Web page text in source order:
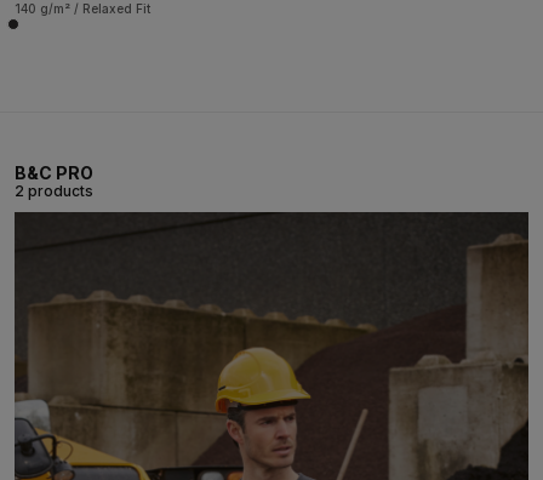
140 g/m² / Relaxed Fit
B&C PRO
2 products